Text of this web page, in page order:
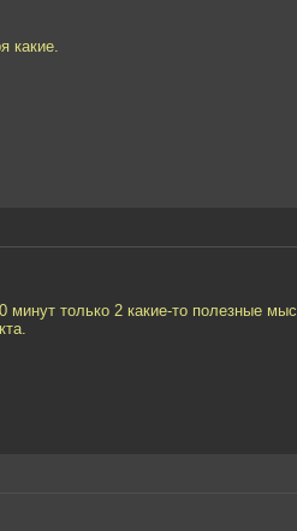
какие.
только 2 какие-то полезные